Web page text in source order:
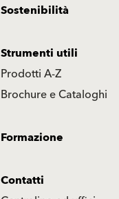
Sostenibilità
Strumenti utili
Prodotti A-Z
Brochure e Cataloghi
Formazione
Contatti